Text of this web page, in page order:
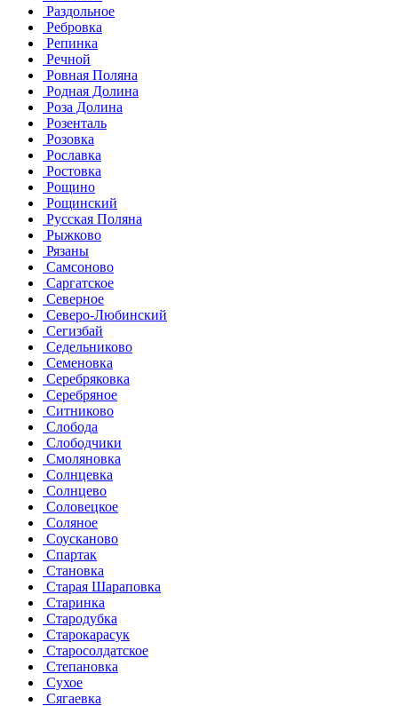
Раздольное
Ребровка
Репинка
Речной
Ровная Поляна
Родная Долина
Роза Долина
Розенталь
Розовка
Рославка
Ростовка
Рощино
Рощинский
Русская Поляна
Рыжково
Рязаны
Самсоново
Саргатское
Северное
Северо-Любинский
Сегизбай
Седельниково
Семеновка
Серебряковка
Серебряное
Ситниково
Слобода
Слободчики
Смоляновка
Солнцевка
Солнцево
Соловецкое
Соляное
Соусканово
Спартак
Становка
Старая Шараповка
Старинка
Стародубка
Старокарасук
Старосолдатское
Степановка
Сухое
Сягаевка